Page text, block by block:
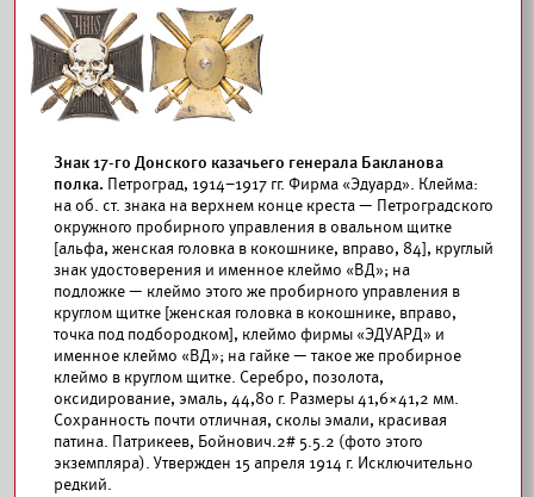
Знак 17-го Донского казачьего генерала Бакланова
полка. Петроград, 1914–1917 гг. Фирма «Эдуард». Клейма:
на об. ст. знака на верхнем конце креста — Петроградского
окружного пробирного управления в овальном щитке
[альфа, женская головка в кокошнике, вправо, 84], круглый
знак удостоверения и именное клеймо «ВД»; на
подложке — клеймо этого же пробирного управления в
круглом щитке [женская головка в кокошнике, вправо,
точка под подбородком], клеймо фирмы «ЭДУАРД» и
именное клеймо «ВД»; на гайке — такое же пробирное
клеймо в круглом щитке. Серебро, позолота,
оксидирование, эмаль, 44,80 г. Размеры 41,6×41,2 мм.
Сохранность почти отличная, сколы эмали, красивая
патина. Патрикеев, Бойнович.2# 5.5.2 (фото этого
экземпляра). Утвержден 15 апреля 1914 г. Исключительно
редкий.